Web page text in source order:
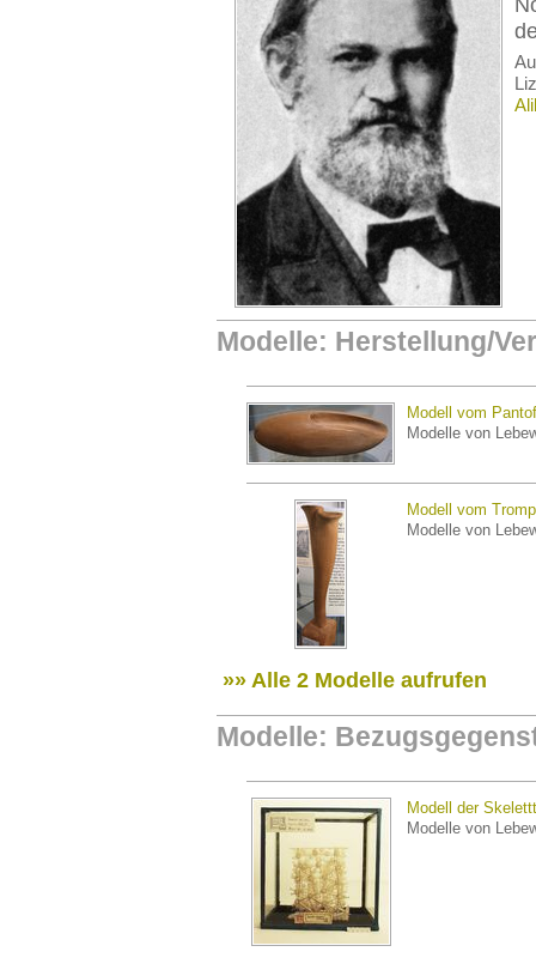
Modelle: Herstellung/
Modell vom
Modelle von
Modell vom
Modelle von
»» Alle 2 Modelle aufrufen
Modelle:
Modell der
Modelle von